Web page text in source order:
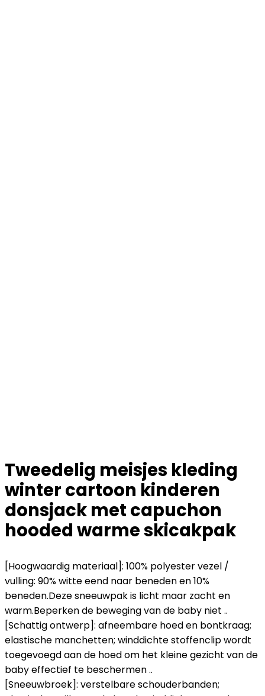
Tweedelig meisjes kleding
winter cartoon kinderen
donsjack met capuchon
hooded warme skicakpak
[Hoogwaardig materiaal]: 100% polyester vezel /
vulling: 90% witte eend naar beneden en 10%
beneden.Deze sneeuwpak is licht maar zacht en
warm.Beperken de beweging van de baby niet ..
[Schattig ontwerp]: afneembare hoed en bontkraag;
elastische manchetten; winddichte stoffenclip wordt
toegevoegd aan de hoed om het kleine gezicht van de
baby effectief te beschermen ..
[Sneeuwbroek]: verstelbare schouderbanden;